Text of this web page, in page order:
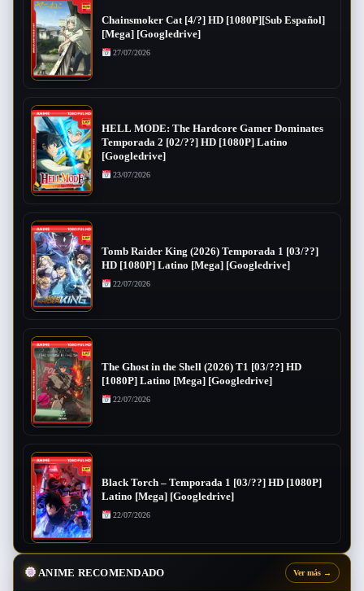
Chainsmoker Cat [4/?] HD [1080P][Sub Español]
[Mega] [Googledrive]
27/07/2026
HELL MODE: The Hardcore Gamer Dominates
Temporada 2 [02/??] HD [1080P] Latino
[Googledrive]
23/07/2026
Tomb Raider King (2026) Temporada 1 [03/??]
HD [1080P] Latino [Mega] [Googledrive]
22/07/2026
The Ghost in the Shell (2026) T1 [03/??] HD
[1080P] Latino [Mega] [Googledrive]
22/07/2026
Black Torch – Temporada 1 [03/??] HD [1080P]
Latino [Mega] [Googledrive]
22/07/2026
ANIME RECOMENDADO Ver más →